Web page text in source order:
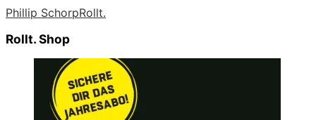
Phillip SchorpRollt.
Rollt. Shop